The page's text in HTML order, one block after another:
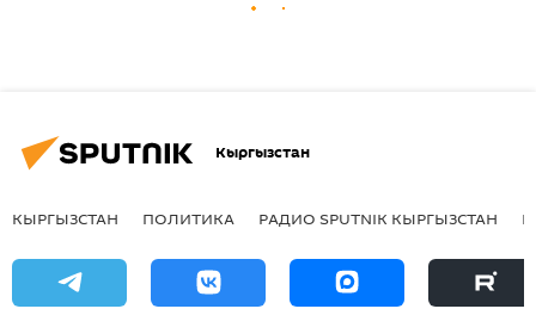
Кыргызстан
КЫРГЫЗСТАН ПОЛИТИКА РАДИО SPUTNIK КЫРГЫЗСТАН